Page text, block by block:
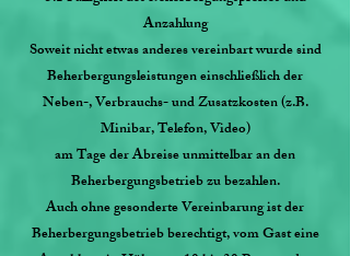
Anzahlung
Soweit nicht etwas anderes vereinbart wurde sind
Beherbergungsleistungen einschließlich der
Neben-, Verbrauchs- und Zusatzkosten (z.B.
Minibar, Telefon, Video)
am Tage der Abreise unmittelbar an den
Beherbergungsbetrieb zu bezahlen.
Auch ohne gesonderte Vereinbarung ist der
Beherbergungsbetrieb berechtigt, vom Gast eine